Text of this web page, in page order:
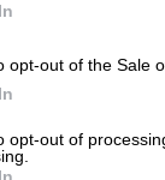
opt-out of the Sale
opt-out of